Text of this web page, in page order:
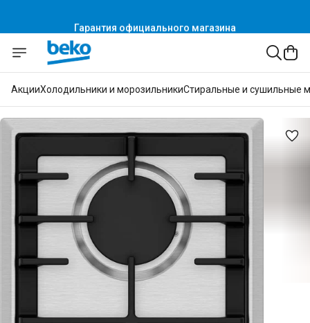
АкцииХолодильники и морозильникиСтиральные и сушильные